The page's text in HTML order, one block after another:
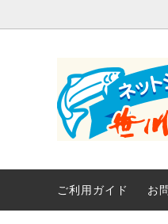
森川里海の宝探し
笹川流れの天然
村上の鮭
村上こがね
天ぴ屋からのお
ご利用ガイド お